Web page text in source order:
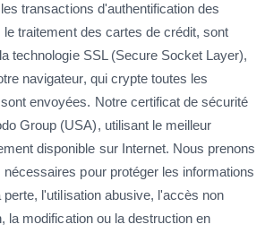
transactions d'authentification des
traitement des cartes de crédit, sont
technologie SSL (Secure Socket Layer),
navigateur, qui crypte toutes les
envoyées. Notre certificat de sécurité
Group (USA), utilisant le meilleur
disponible sur Internet. Nous prenons
pour protéger les informations
perte, l'utilisation abusive, l'accès non
la modification ou la destruction en